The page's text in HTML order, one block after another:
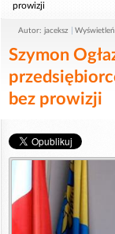
prowizji
Autor: jaceksz
Szymon
bez prowizji